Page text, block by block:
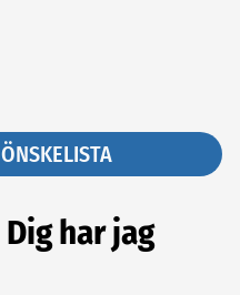
har jag